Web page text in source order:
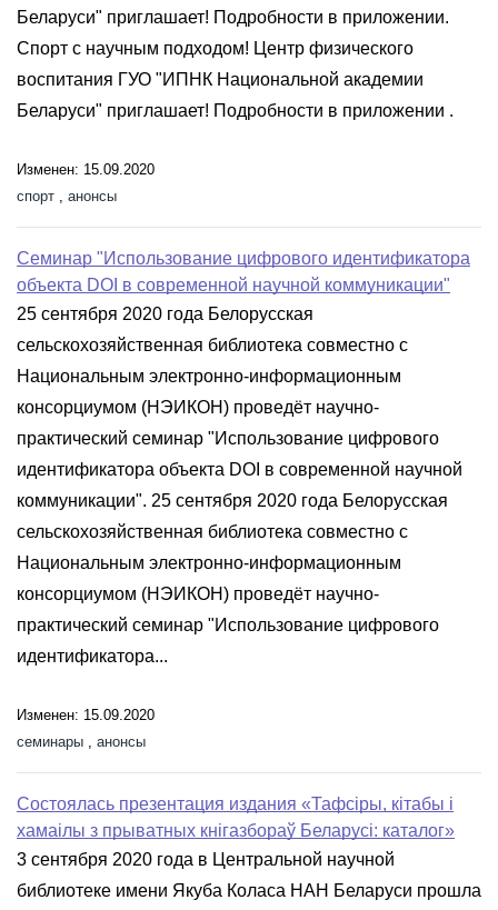
Беларуси" приглашает! Подробности в приложении.
Спорт с научным подходом! Центр физического
воспитания ГУО "ИПНК Национальной академии
Беларуси" приглашает! Подробности в приложении .
Изменен: 15.09.2020
спорт , анонсы
Cеминар "Использование цифрового идентификатора
объекта DOI в современной научной коммуникации"
25 сентября 2020 года Белорусская
сельскохозяйственная библиотека совместно с
Национальным электронно-информационным
консорциумом (НЭИКОН) проведёт научно-
практический семинар "Использование цифрового
идентификатора объекта DOI в современной научной
коммуникации". 25 сентября 2020 года Белорусская
сельскохозяйственная библиотека совместно с
Национальным электронно-информационным
консорциумом (НЭИКОН) проведёт научно-
практический семинар "Использование цифрового
идентификатора...
Изменен: 15.09.2020
семинары
анонсы
Состоялась презентация издания «Тафсіры, кітабы і
хамаілы з прыватных кнігазбораў Беларусі: каталог»
3 сентября 2020 года в Центральной научной
библиотеке имени Якуба Коласа НАН Беларуси прошла